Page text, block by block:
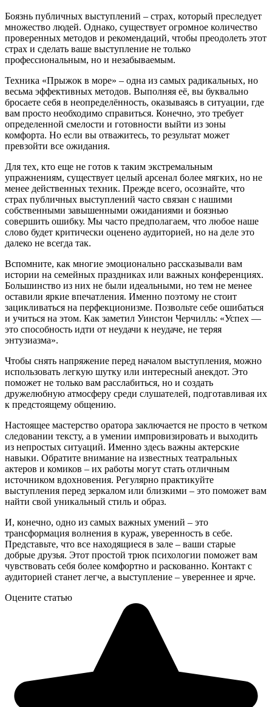
Боязнь публичных выступлений – страх, который преследует
множество людей. Однако, существует огромное количество
проверенных методов и рекомендаций, чтобы преодолеть этот
страх и сделать ваше выступление не только
профессиональным, но и незабываемым.
Техника «Прыжок в море» – одна из самых радикальных, но
весьма эффективных методов. Выполняя её, вы буквально
бросаете себя в неопределённость, оказываясь в ситуации, где
вам просто необходимо справиться. Конечно, это требует
определенной смелости и готовности выйти из зоны
комфорта. Но если вы отважитесь, то результат может
превзойти все ожидания.
Для тех, кто еще не готов к таким экстремальным
упражнениям, существует целый арсенал более мягких, но не
менее действенных техник. Прежде всего, осознайте, что
страх публичных выступлений часто связан с нашими
собственными завышенными ожиданиями и боязнью
совершить ошибку. Мы часто предполагаем, что любое наше
слово будет критически оценено аудиторией, но на деле это
далеко не всегда так.
Вспомните, как многие эмоционально рассказывали вам
истории на семейных праздниках или важных конференциях.
Большинство из них не были идеальными, но тем не менее
оставили яркие впечатления. Именно поэтому не стоит
зацикливаться на перфекционизме. Позвольте себе ошибаться
и учиться на этом. Как заметил Уинстон Черчилль: «Успех —
это способность идти от неудачи к неудаче, не теряя
энтузиазма».
Чтобы снять напряжение перед началом выступления, можно
использовать легкую шутку или интересный анекдот. Это
поможет не только вам расслабиться, но и создать
дружелюбную атмосферу среди слушателей, подготавливая их
к предстоящему общению.
Настоящее мастерство оратора заключается не просто в четком
следовании тексту, а в умении импровизировать и выходить
из непростых ситуаций. Именно здесь важны актерские
навыки. Обратите внимание на известных театральных
актеров и комиков – их работы могут стать отличным
источником вдохновения. Регулярно практикуйте
выступления перед зеркалом или близкими – это поможет вам
найти свой уникальный стиль и образ.
И, конечно, одно из самых важных умений – это
трансформация волнения в кураж, уверенность в себе.
Представьте, что все находящиеся в зале – ваши старые
добрые друзья. Этот простой трюк психологии поможет вам
чувствовать себя более комфортно и раскованно. Контакт с
аудиторией станет легче, а выступление – увереннее и ярче.
Оцените статью